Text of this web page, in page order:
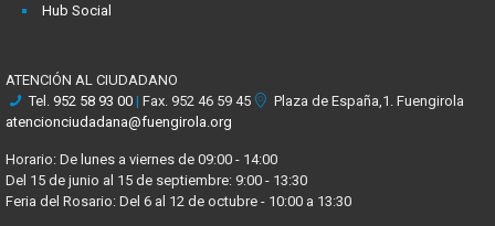
Hub Social
ATENCIÓN AL CIUDADANO
Tel. 952 58 93 00 | Fax. 952 46 59 45
Plaza de España,1. Fuengirola
atencionciudadana@fuengirola.org
Horario: De lunes a viernes de 09:00 - 14:00
Del 15 de junio al 15 de septiembre: 9:00 - 13:30
Feria del Rosario: Del 6 al 12 de octubre - 10:00 a 13:30